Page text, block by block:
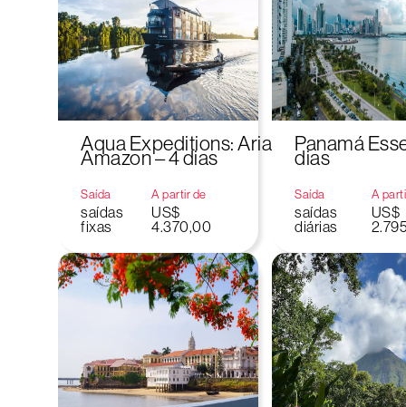
Aqua Expeditions: Aria
Amazon – 4 dias
Saída
saídas
fixas
A partir de
US$
4.370,00
Panamá
dias
Saída
saídas
diárias
A
US$